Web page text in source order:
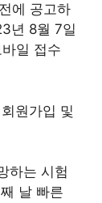
에 공고하
년 8월 7일
일 접수
원가입 및
하는 시험
날 빠른